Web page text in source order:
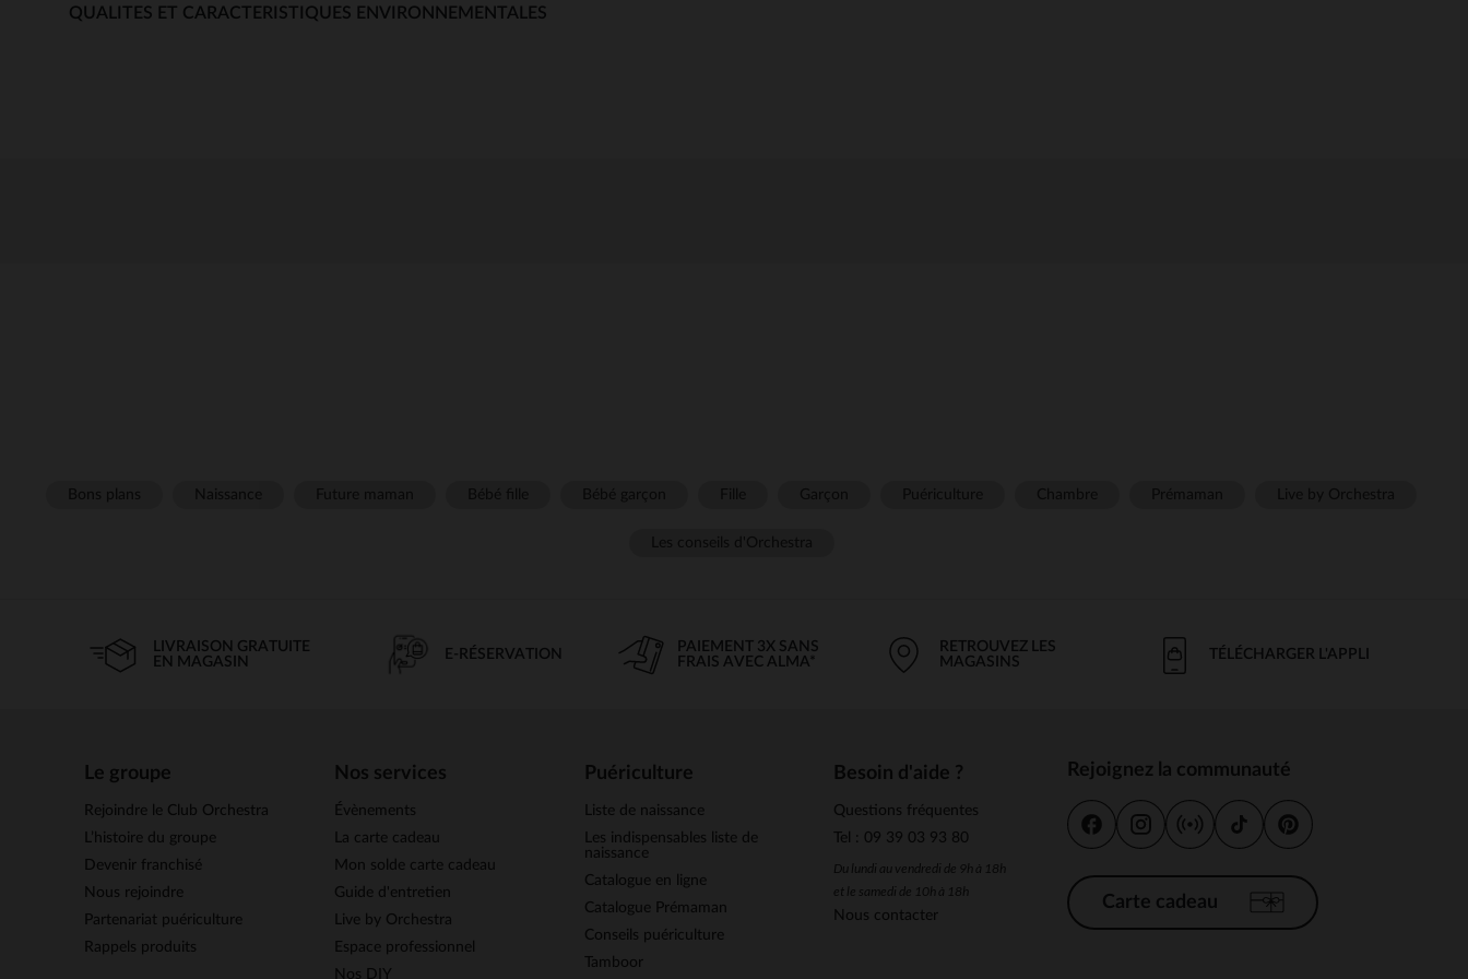
QUALITES ET CARACTERISTIQUES ENVIRONNEMENTALES
LIVRAISON GRATUITE
EN MAGASIN
E-RÉSERVATION
PAIEMENT 3X SANS
FRAIS AVEC ALMA*
RETROUVEZ LES
MAGASINS
TÉLÉCHARGER L'APPLI
Le groupe
Rejoindre le Club Orchestra
L’histoire du groupe
Devenir franchisé
Nous rejoindre
Partenariat puériculture
Rappels produits
Nos services
Évènements
La carte cadeau
Mon solde carte cadeau
Guide d'entretien
Live by Orchestra
Espace professionnel
Nos DIY
Puériculture
Liste de naissance
Les indispensables liste de
naissance
Catalogue en ligne
Catalogue Prémaman
Conseils puériculture
Tamboor
Besoin d'aide ?
Questions fréquentes
Tel : 09 39 03 93 80
Du lundi au vendredi de 9h à 18h
et le samedi de 10h à 18h
Nous contacter
Rejoignez la communauté
Carte cadeau